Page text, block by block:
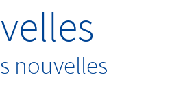
nouvelles